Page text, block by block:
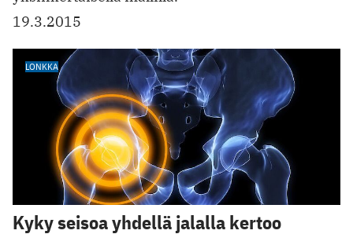
19.3.2015
LONKKA
Kyky seisoa yhdellä jalalla kertoo